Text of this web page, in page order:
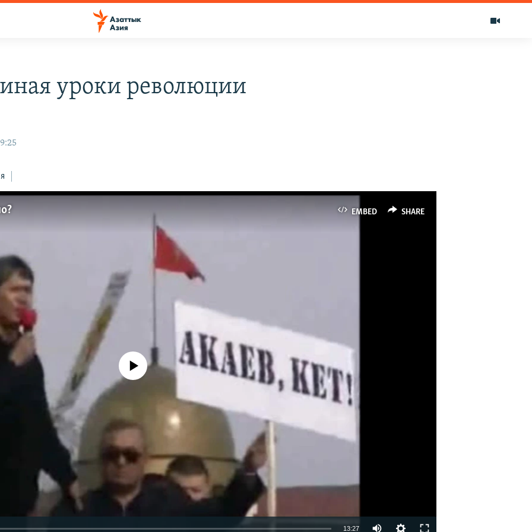
уроки революции
EMBED SHARE
No media source currently available
13:27